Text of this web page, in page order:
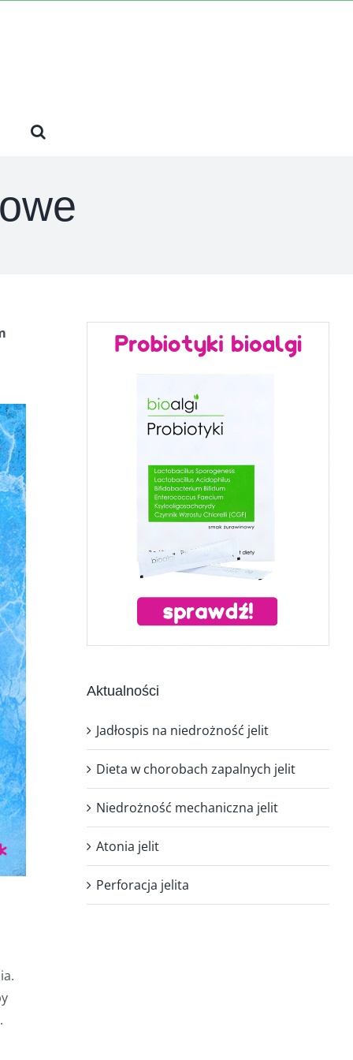
Aktualności
Jadłospis na niedrożność jelit
Dieta w chorobach zapalnych jelit
Niedrożność mechaniczna jelit
Atonia jelit
Perforacja jelita